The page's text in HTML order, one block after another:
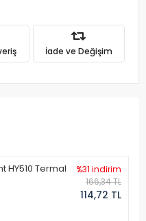
İade ve Değişim
HY510 Termal
%31 indirim
166,34 TL
114,72 TL